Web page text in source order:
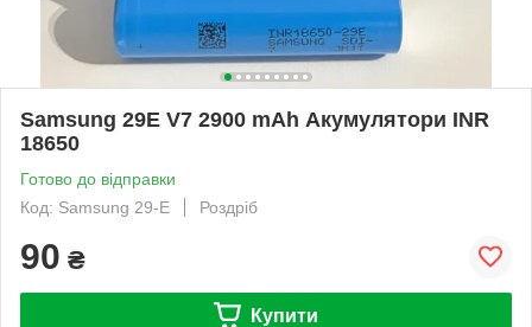
Samsung 29E V7 2900 mAh Акумулятори INR
18650
Готово до відправки
Код: Samsung 29-E
Роздріб
90 ₴
Купити